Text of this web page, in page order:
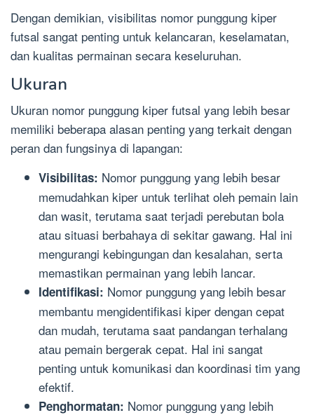
Dengan demikian, visibilitas nomor punggung kiper
futsal sangat penting untuk kelancaran, keselamatan,
dan kualitas permainan secara keseluruhan.
Ukuran
Ukuran nomor punggung kiper futsal yang lebih besar
memiliki beberapa alasan penting yang terkait dengan
peran dan fungsinya di lapangan:
Visibilitas: Nomor punggung yang lebih besar
memudahkan kiper untuk terlihat oleh pemain lain
dan wasit, terutama saat terjadi perebutan bola
atau situasi berbahaya di sekitar gawang. Hal ini
mengurangi kebingungan dan kesalahan, serta
memastikan permainan yang lebih lancar.
Identifikasi: Nomor punggung yang lebih besar
membantu mengidentifikasi kiper dengan cepat
dan mudah, terutama saat pandangan terhalang
atau pemain bergerak cepat. Hal ini sangat
penting untuk komunikasi dan koordinasi tim yang
efektif.
Penghormatan: Nomor punggung yang lebih